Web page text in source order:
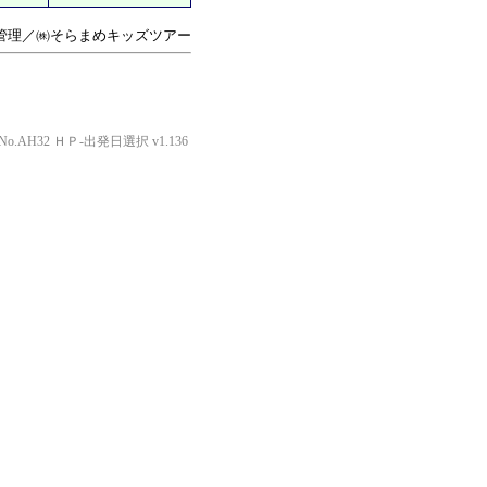
理／㈱そらまめキッズツアー
ＨＰ-出発日選択 v1.136